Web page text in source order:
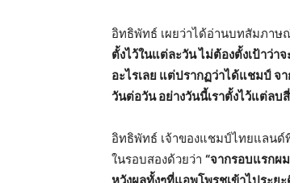
อิทธิพัทธ์ เผยว่าได้อ่านบทสัมภาษ
ตั้งไว้ในแต่ละวัน ไม่ต้องตั้งเป้าว่
อะไรเลย แต่ปรากฏว่าได้แชมป์ จ
วันต่อวัน อย่างวันนี้เราตั้งไว้แต่ลบ
อิทธิพัทธ์ เจ้าของแชมป์ไทยแลนด์
ในรอบสองด้วยว่า “จากรอบแรกผ